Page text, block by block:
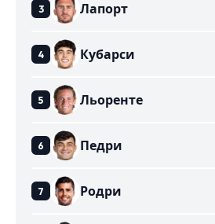
Лапорт
Кубарси
Льоренте
Педри
Родри